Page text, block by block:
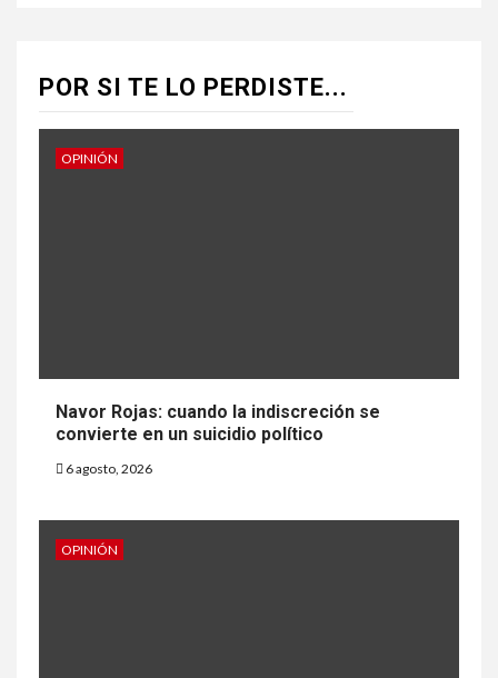
POR SI TE LO PERDISTE...
OPINIÓN
Navor Rojas: cuando la indiscreción se
convierte en un suicidio político
6 agosto, 2026
OPINIÓN